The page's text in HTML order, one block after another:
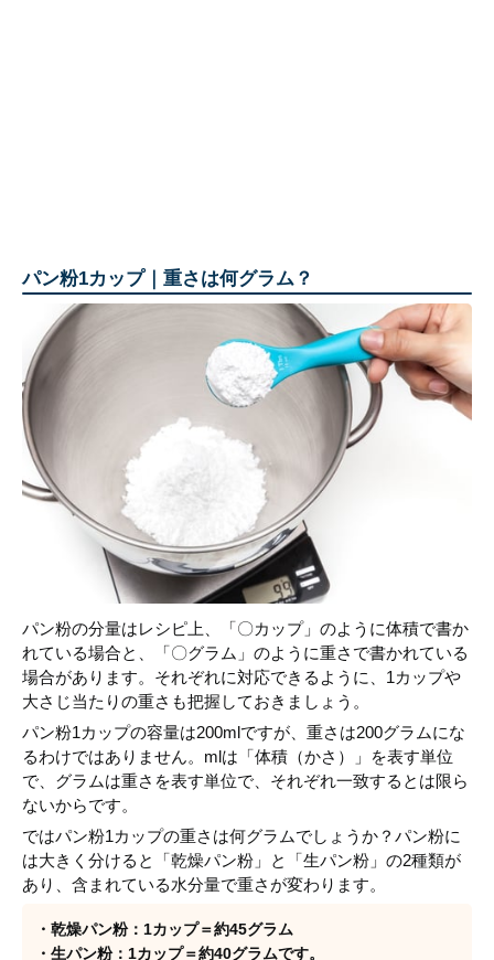
パン粉1カップ｜重さは何グラム？
パン粉の分量はレシピ上、「〇カップ」のように体積で書か
れている場合と、「〇グラム」のように重さで書かれている
場合があります。それぞれに対応できるように、1カップや
大さじ当たりの重さも把握しておきましょう。
パン粉1カップの容量は200mlですが、重さは200グラムにな
るわけではありません。mlは「体積（かさ）」を表す単位
で、グラムは重さを表す単位で、それぞれ一致するとは限ら
ないからです。
ではパン粉1カップの重さは何グラムでしょうか？パン粉に
は大きく分けると「乾燥パン粉」と「生パン粉」の2種類が
あり、含まれている水分量で重さが変わります。
・乾燥パン粉：1カップ＝約45グラム
・生パン粉：1カップ＝約40グラムです。